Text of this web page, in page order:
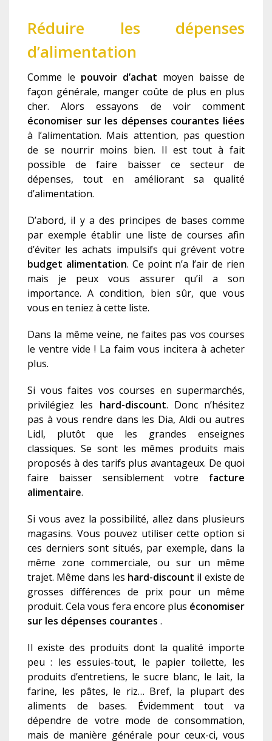
Réduire les dépenses
d’alimentation
Comme le pouvoir d’achat moyen baisse de
façon générale, manger coûte de plus en plus
cher. Alors essayons de voir comment
économiser sur les dépenses courantes liées
à l’alimentation. Mais attention, pas question
de se nourrir moins bien. Il est tout à fait
possible de faire baisser ce secteur de
dépenses, tout en améliorant sa qualité
d’alimentation.
D’abord, il y a des principes de bases comme
par exemple établir une liste de courses afin
d’éviter les achats impulsifs qui grévent votre
budget alimentation. Ce point n’a l’air de rien
mais je peux vous assurer qu’il a son
importance. A condition, bien sûr, que vous
vous en teniez à cette liste.
Dans la même veine, ne faites pas vos courses
le ventre vide ! La faim vous incitera à acheter
plus.
Si vous faites vos courses en supermarchés,
privilégiez les hard-discount. Donc n’hésitez
pas à vous rendre dans les Dia, Aldi ou autres
Lidl, plutôt que les grandes enseignes
classiques. Se sont les mêmes produits mais
proposés à des tarifs plus avantageux. De quoi
faire baisser sensiblement votre facture
alimentaire.
Si vous avez la possibilité, allez dans plusieurs
magasins. Vous pouvez utiliser cette option si
ces derniers sont situés, par exemple, dans la
même zone commerciale, ou sur un même
trajet. Même dans les hard-discount il existe de
grosses différences de prix pour un même
produit. Cela vous fera encore plus économiser
sur les dépenses courantes .
Il existe des produits dont la qualité importe
peu : les essuies-tout, le papier toilette, les
produits d’entretiens, le sucre blanc, le lait, la
farine, les pâtes, le riz… Bref, la plupart des
aliments de bases. Évidemment tout va
dépendre de votre mode de consommation,
mais de manière générale pour ceux-ci, vous